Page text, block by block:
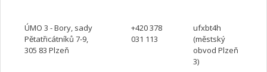
ÚMO 3 - Bory, sady
Pětatřicátníků 7-9,
305 83 Plzeň
+420 378
031 113
ufxbt4h
(městský
obvod Plzeň
3)